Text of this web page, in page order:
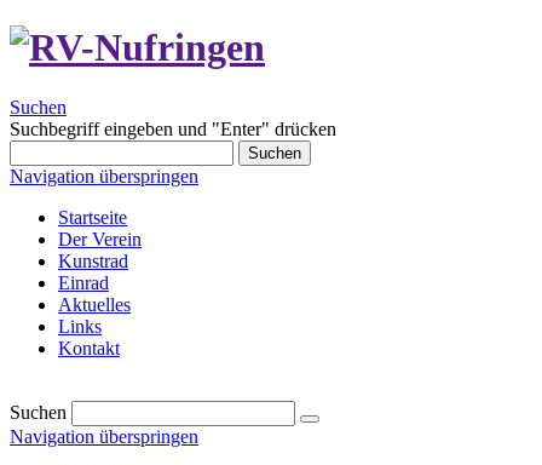
Suchen
Suchbegriff eingeben und "Enter" drücken
Suchen
Navigation überspringen
Startseite
Der Verein
Kunstrad
Einrad
Aktuelles
Links
Kontakt
Suchen
Navigation überspringen